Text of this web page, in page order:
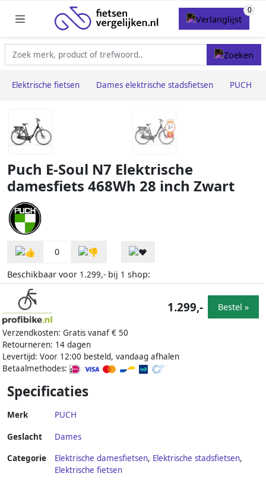
Elektrische fietsen Dames elektrische stadsfietsen PUCH
Puch E-Soul N7 Elektrische
damesfiets 468Wh 28 inch Zwart
0
Beschikbaar voor 1.299,- bij 1 shop:
Verzendkosten: Gratis vanaf € 50
Retourneren: 14 dagen
Levertijd: Voor 12:00 besteld, vandaag afhalen
Betaalmethodes:
1.299,- Bestel »
Specificaties
Merk PUCH
Geslacht
Dames
Categorie
Elektrische damesfietsen, Elektrische stadsfietsen,
Elektrische fietsen